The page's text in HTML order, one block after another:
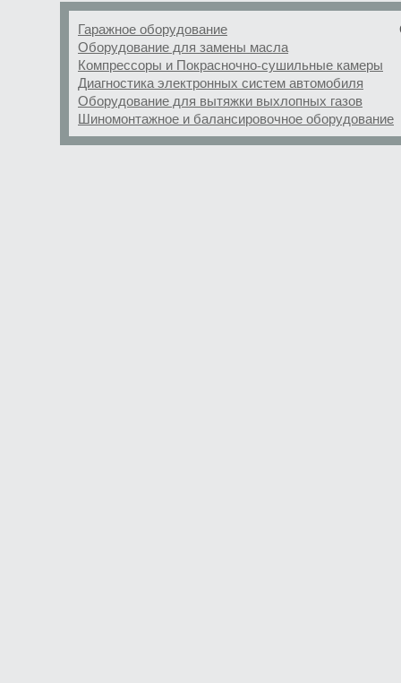
Гаражное оборудование
Оборудование для замены масла
Компрессоры и Покрасночно-сушильные камеры
Диагностика электронных систем автомобиля
Оборудование для вытяжки выхлопных газов
Шиномонтажное и балансировочное оборудование